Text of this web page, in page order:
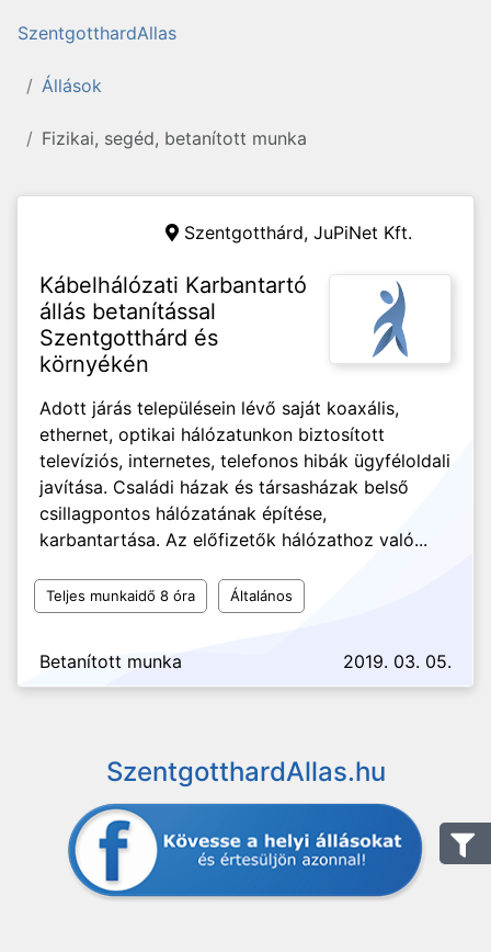
SzentgotthardAllas
Állások
Fizikai, segéd, betanított munka
Szentgotthárd, JuPiNet Kft.
Kábelhálózati Karbantartó
állás betanítással
Szentgotthárd és
környékén
Adott járás településein lévő saját koaxális,
ethernet, optikai hálózatunkon biztosított
televíziós, internetes, telefonos hibák ügyféloldali
javítása. Családi házak és társasházak belső
csillagpontos hálózatának építése,
karbantartása. Az előfizetők hálózathoz való...
Teljes munkaidő 8 óra Általános
Betanított munka 2019. 03. 05.
SzentgotthardAllas.hu